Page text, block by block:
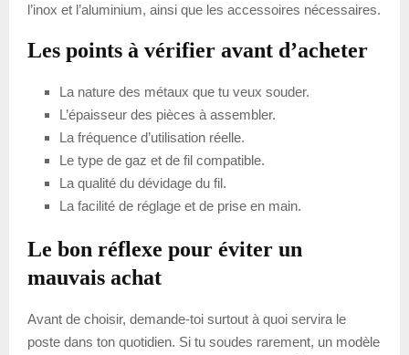
l’inox et l’aluminium, ainsi que les accessoires nécessaires.
Les points à vérifier avant d’acheter
La nature des métaux que tu veux souder.
L’épaisseur des pièces à assembler.
La fréquence d’utilisation réelle.
Le type de gaz et de fil compatible.
La qualité du dévidage du fil.
La facilité de réglage et de prise en main.
Le bon réflexe pour éviter un
mauvais achat
Avant de choisir, demande-toi surtout à quoi servira le
poste dans ton quotidien. Si tu soudes rarement, un modèle